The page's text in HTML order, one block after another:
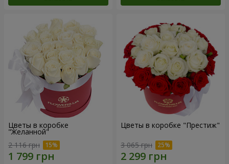
Цветы в коробке
"Желанной"
2 116 грн
Цветы в коробке "Престиж"
3 065 грн